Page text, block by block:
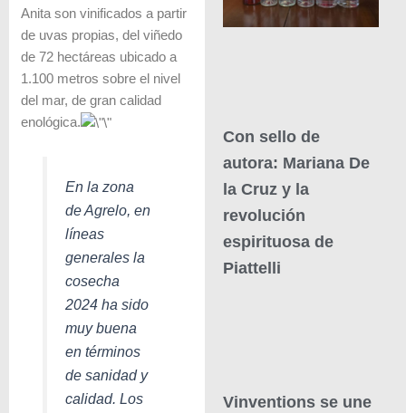
Anita son vinificados a partir
de uvas propias, del viñedo
de 72 hectáreas ubicado a
1.100 metros sobre el nivel
del mar, de gran calidad
enológica.
En la zona
de Agrelo, en
líneas
generales la
cosecha
2024 ha sido
muy buena
en términos
de sanidad y
calidad. Los
Con sello de
autora: Mariana De
la Cruz y la
revolución
espirituosa de
Piattelli
Vinventions se une